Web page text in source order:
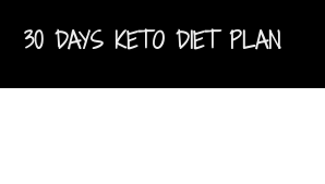
30 DAYS KETO DIET PLAN